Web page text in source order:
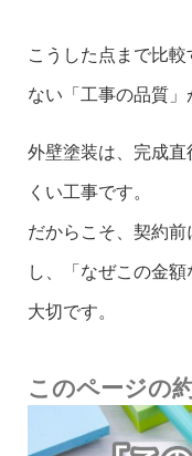
こうした点まで比
ない「工事の品質」
外壁塗装は、完成
くい工事です。
だからこそ、契約
し、「なぜこの金
大切です。
このページの